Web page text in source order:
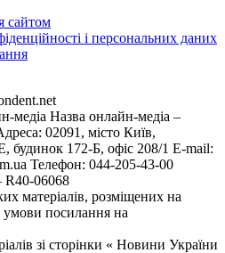
сайтом
і персональних даних
медіа Назва онлайн-медіа –
02091, місто Київ,
172-Б, офіс 208/1 E-mail:
Телефон: 044-205-43-00
R40-06068
матеріалів, розміщених на
умови посилання на
зі сторінки « Новини України